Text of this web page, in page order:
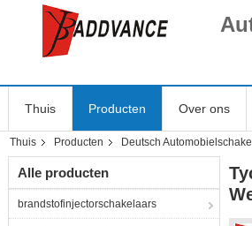
Thuis Producten Over ons
Thuis Producten Deutsch
Alle producten
brandstofinjectorschakelaars